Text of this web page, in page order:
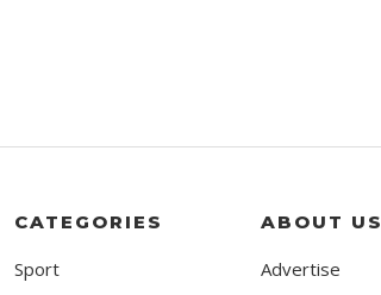
CATEGORIES
Sport
ABOUT US
Advertise